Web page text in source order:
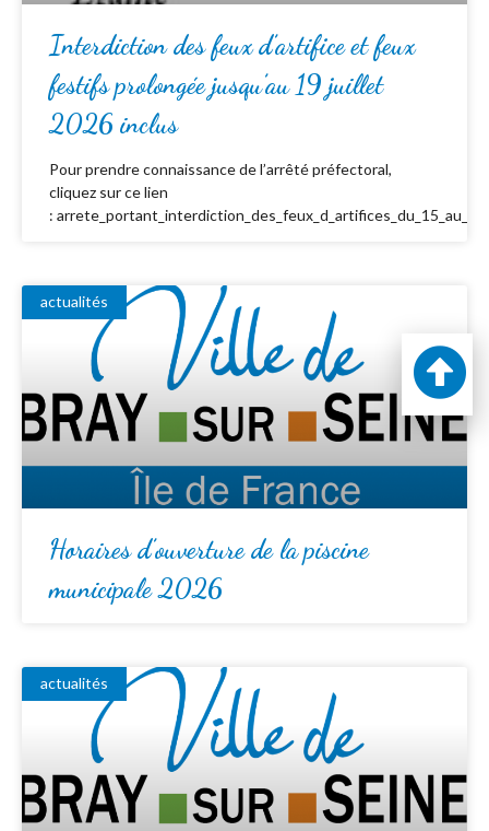
Interdiction des feux d’artifice et feux
festifs prolongée jusqu’au 19 juillet
2026 inclus
Pour prendre connaissance de l’arrêté préfectoral,
cliquez sur ce lien
:
actualités
Horaires d’ouverture de la piscine
municipale 2026
actualités